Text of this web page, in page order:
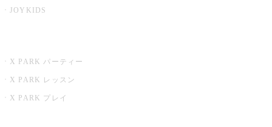
JOYKIDS
X PARK パーティー
X PARK レッスン
X PARK プレイ